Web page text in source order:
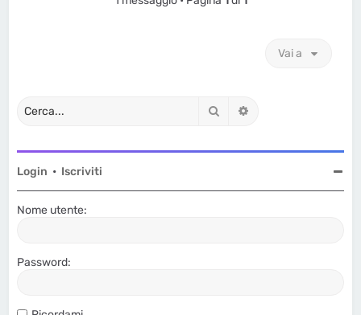
Vai a
Cerca
Login • Iscriviti
Nome utente:
Password: